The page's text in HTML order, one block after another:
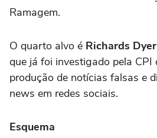
Ramagem.
O quarto alvo é Richards
que já foi investigado pela CPI
produção de notícias falsas e
news em redes sociais.
Esquema